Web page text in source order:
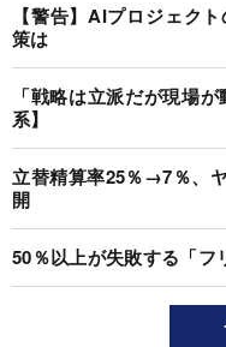
【警告】AIプロジェク
策は
「戦略は立派だが現場
系】
立替精算率25％→7％、
開
50％以上が失敗する「フ